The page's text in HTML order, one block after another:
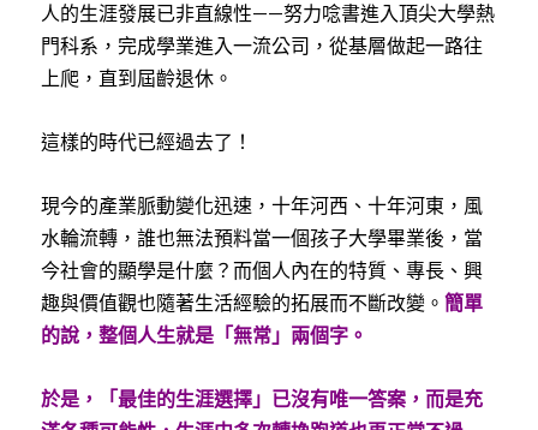
人的生涯發展已非直線性——努力唸書進入頂尖大學熱
門科系，完成學業進入一流公司，從基層做起一路往
上爬，直到屆齡退休。
這樣的時代已經過去了！
現今的產業脈動變化迅速，十年河西、十年河東，風
水輪流轉，誰也無法預料當一個孩子大學畢業後，當
今社會的顯學是什麼？而個人內在的特質、專長、興
趣與價值觀也隨著生活經驗的拓展而不斷改變。 簡單
的說，整個人生就是「無常」兩個字。
於是，「最佳的生涯選擇」已沒有唯一答案，而是充